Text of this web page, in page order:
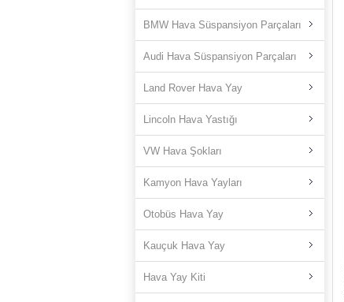
BMW Hava Süspansiyon Parçaları
Audi Hava Süspansiyon Parçaları
Land Rover Hava Yay
Lincoln Hava Yastığı
VW Hava Şokları
Kamyon Hava Yayları
Otobüs Hava Yay
Kauçuk Hava Yay
Hava Yay Kiti